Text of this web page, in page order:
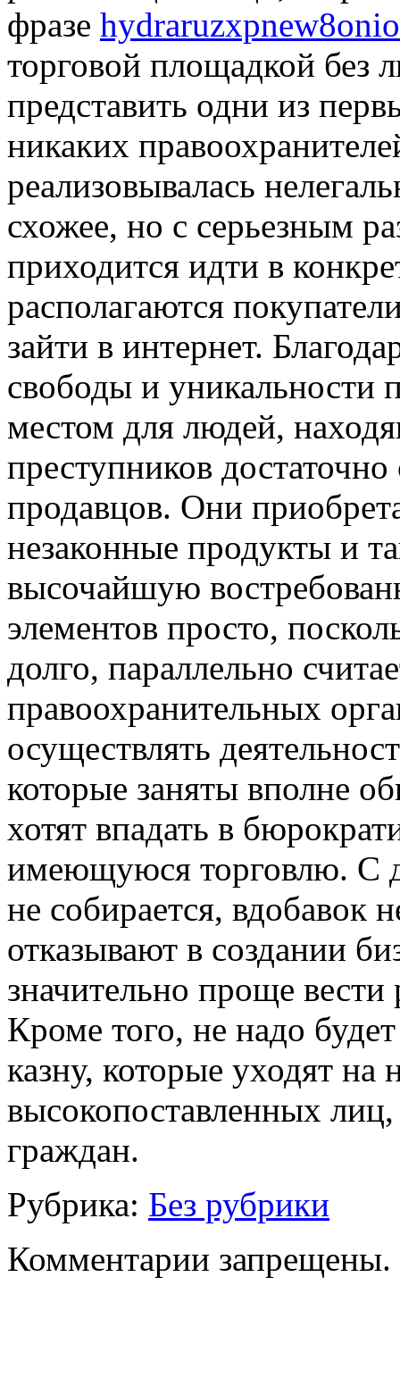
фразе
торговой площадкой без
представить одни из
никаких
реализовывалась
схожее, но с серьезным
приходится идти в
располагаются
зайти в интернет.
свободы и уникальности
местом для людей,
преступников
продавцов. Они
незаконные продукты и
высочайшую
элементов просто,
долго, параллельно
правоохранительных
осуществлять
которые заняты вполне
хотят впадать в
имеющуюся торговлю. С
не собирается, вдобавок
отказывают в создании
значительно проще
Кроме того, не надо
казну, которые уходят на
высокопоставленных
граждан.
Рубрика: Без рубрики
Комментарии запрещены.